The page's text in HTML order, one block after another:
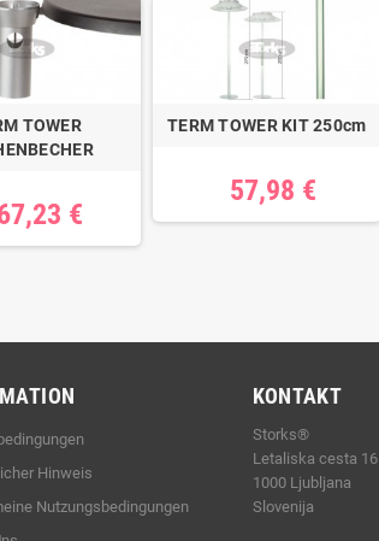
TOWER
€
TERM TOWER KIT 250cm
57,98 €
Hinweis
Nutzungsbedingungen
KONTAKT
Storks®
Letaliska cesta 16
1000 Ljubljana
Slovenija